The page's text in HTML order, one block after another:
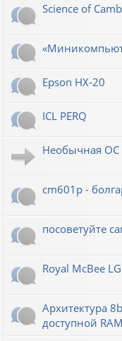
Science of
Epson HX-20
ICL PERQ
Необычная ОС
cm601p -
посоветуйте
Royal McBee
Архитектура
доступной RAM